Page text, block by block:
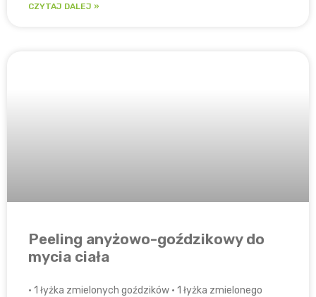
CZYTAJ DALEJ »
Peeling anyżowo-goździkowy do
mycia ciała
• 1 łyżka zmielonych goździków • 1 łyżka zmielonego